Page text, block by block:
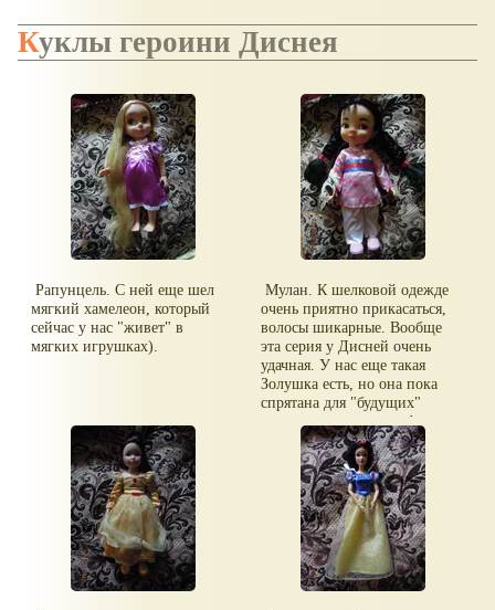
Куклы героини Диснея
Рапунцель. С ней еще шел
мягкий хамелеон, который
сейчас у нас "живет" в
мягких игрушках).
Мулан. К шелковой одежде
очень приятно прикасаться,
волосы шикарные. Вообще
эта серия у Дисней очень
удачная. У нас еще такая
Золушка есть, но она пока
спрятана для "будущих"
праздников, поэтому фото ее
пока не будет.